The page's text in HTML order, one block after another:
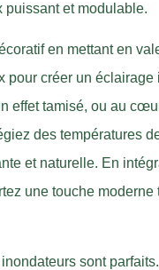
puissant et modulable.
en mettant en
créer un éclairage
effet tamisé, ou au
des températures
et naturelle. En
une touche moderne
sont